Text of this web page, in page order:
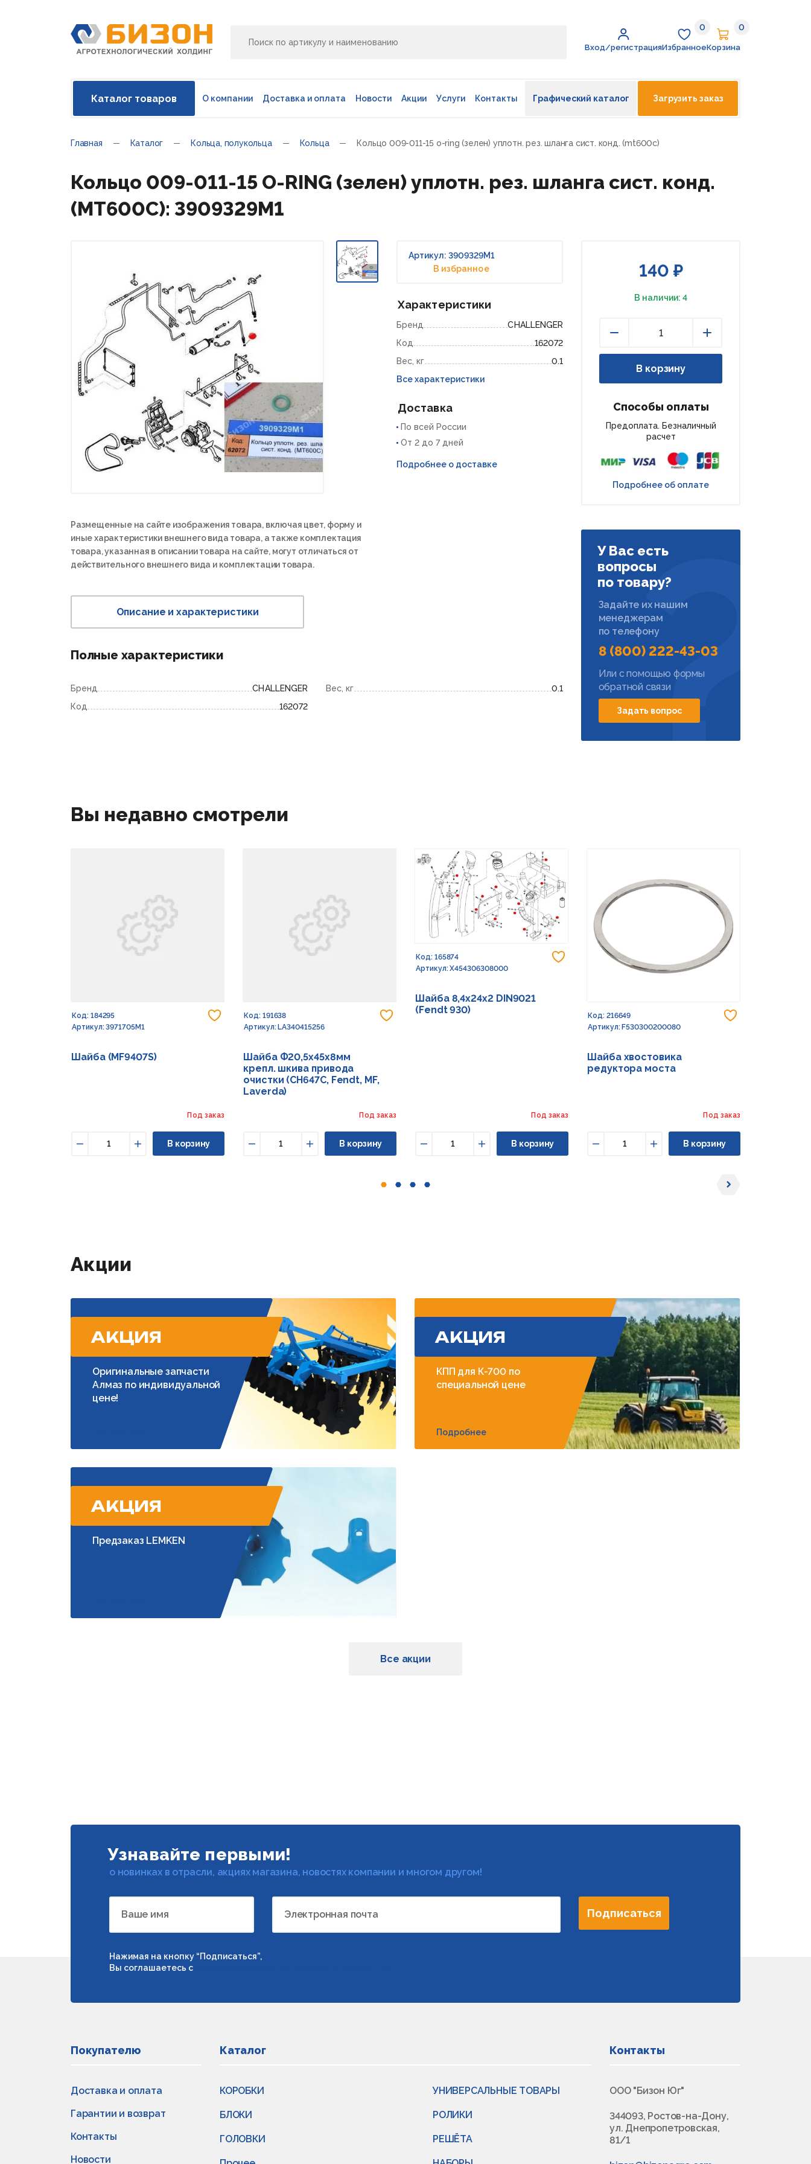
Вход/регистрация
Избранное
0
Избранное
Корзина
0
Корзина
Каталог товаров О компании Доставка и оплата Новости Акции Услуги Контакты Графический каталог Загрузить заказ
Главная Каталог Кольца, полукольца Кольца Кольцо 009-011-15 o-ring (зелен) уплотн. рез. шланга сист. конд. (mt600с)
Кольцо 009-011-15 O-RING (зелен) уплотн. рез. шланга сист. конд.
(MT600С): 3909329M1
Размещенные на сайте изображения товара, включая цвет, форму и
иные характеристики внешнего вида товара, а также комплектация
товара, указанная в описании товара на сайте, могут отличаться от
действительного внешнего вида и комплектации товара.
Артикул: 3909329M1
В избранное
Характеристики
Бренд
CHALLENGER
Код
162072
Вес, кг
0.1
Все характеристики
Доставка
По всей России
От 2 до 7 дней
Подробнее о доставке
Описание и характеристики
Полные характеристики
Бренд
CHALLENGER
Код
162072
Вес, кг 0.1
140 ₽
В наличии: 4
В корзину
Способы оплаты
Предоплата. Безналичный
расчет
Подробнее об оплате
У Вас есть
вопросы
по товару?
Задайте их нашим
менеджерам
по телефону
8 (800) 222-43-03
Или с помощью формы
обратной связи
Задать вопрос
Вы недавно смотрели
Добавить в избранное
Код: 184295
Артикул: 3971705M1
Шайба (MF9407S)
Под заказ
Увеличить
В корзину
Добавить в избранное
Код: 191638
Артикул: LA340415256
Шайба Ф20,5х45х8мм
крепл. шкива привода
очистки (CH647C, Fendt, MF,
Laverda)
Под заказ
Увеличить
В корзину
Добавить в избранное
Код: 165874
Артикул: X454306308000
Шайба 8,4х24х2 DIN9021
(Fendt 930)
Под заказ
Увеличить
В корзину
Код: 216649
Артикул: F530300200080
Шайба хвостовика
редуктора моста
Под заказ
Увеличить
В корзину
Акции
АКЦИЯ
Оригинальные запчасти
Алмаз по индивидуальной
цене!
АКЦИЯ
КПП для К-700 по
специальной цене
Подробнее
АКЦИЯ
Предзаказ LEMKEN
Все акции
Узнавайте первыми!
о новинках в отрасли, акциях магазина, новостях компании и многом другом!
Ваше имя Электронная почта Подписаться
Нажимая на кнопку “Подписаться”,
Вы соглашаетесь с
Покупателю
Доставка и оплата
Гарантии и возврат
Контакты
Новости
Каталог
КОРОБКИ
БЛОКИ
ГОЛОВКИ
УНИВЕРСАЛЬНЫЕ ТОВАРЫ
РОЛИКИ
РЕШЁТА
Контакты
ООО "Бизон Юг"
344093, Ростов-на-Дону,
ул. Днепропетровская,
81/1